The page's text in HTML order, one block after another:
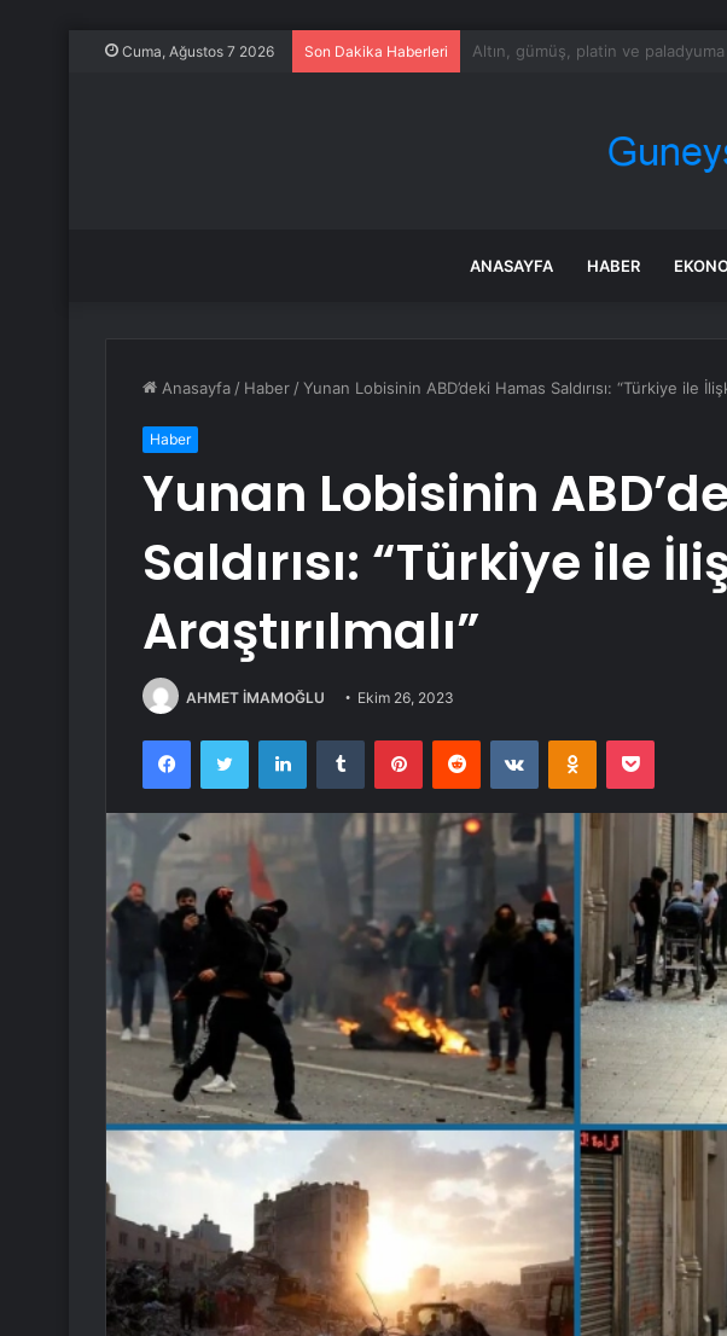
Cuma, Ağustos 7 2026 Son Dakika Haberleri Bursa BUSKİ su kesintisi! 22-23
ANASAYFA HABER
Anasayfa / Haber /Yunan Lobisinin ABD’deki Hamas Saldırısı: “Türkiye ile
Haber
Yunan Lobisinin
Saldırısı: “Türkiye ile
Araştırılmalı”
AHMET İMAMOĞLU Ekim 26, 2023
FacebookTwitter LinkedInTumblr PinterestReddit VKontakteOdnoklassniki
Pocket